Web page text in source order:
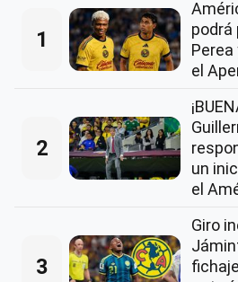
1
podrá
Perea
el
2
un
el
3
Giro